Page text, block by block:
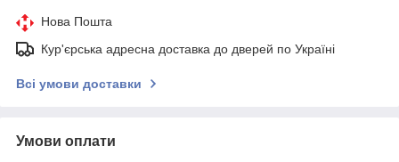
Нова Пошта
Кур'єрська адресна доставка до дверей по Україні
Всі умови доставки
Умови оплати